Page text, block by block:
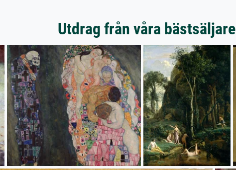
Utdrag från våra bästsäljare